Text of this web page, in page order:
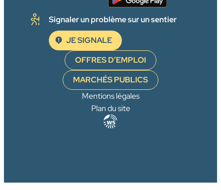
Signaler un problème sur un sentier
JE SIGNALE
OFFRES D’EMPLOI
MARCHÉS PUBLICS
Mentions légales
Plan du site
Agence